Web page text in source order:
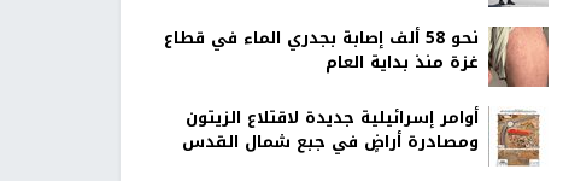
نحو 58 ألف إصابة بجدري الماء في قطاع
غزة منذ بداية العام
أوامر إسرائيلية جديدة لاقتلاع الزيتون
ومصادرة أراضٍ في جبع شمال القدس